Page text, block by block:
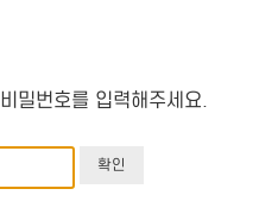
밀번호를 입력해주세요.